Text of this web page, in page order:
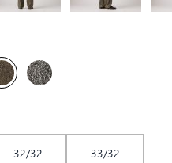
32/32
33/32